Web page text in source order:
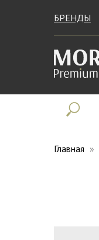
БРЕНДЫ
Главная